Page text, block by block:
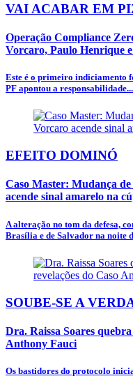
VAI ACABAR EM
Operação Compliance
Vorcaro, Paulo Henrique
Este é o primeiro indiciamento
PF apontou a responsabilidade...
EFEITO DOMINÓ
Caso Master: Mudança
acende sinal amarelo na
A alteração no tom da defesa,
Brasília e de Salvador na noite
SOUBE-SE A
Dra. Raissa Soares
Anthony Fauci
Os bastidores do protocolo